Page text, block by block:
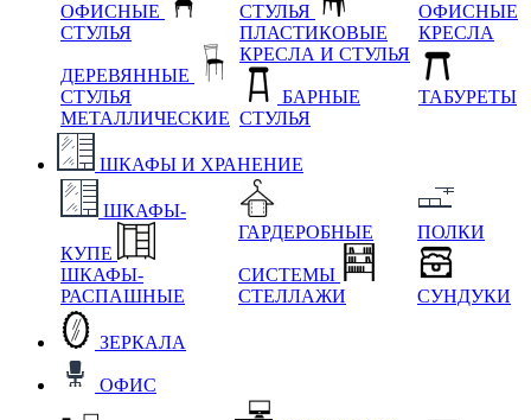
ОФИСНЫЕ
СТУЛЬЯ
ДЕРЕВЯННЫЕ
СТУЛЬЯ
МЕТАЛЛИЧЕСКИЕ
СТУЛЬЯ
ПЛАСТИКОВЫЕ
КРЕСЛА И СТУЛЬЯ
БАРНЫЕ
СТУЛЬЯ
ОФИСНЫЕ
КРЕСЛА
ТАБУРЕТЫ
ШКАФЫ И ХРАНЕНИЕ
ШКАФЫ-
КУПЕ
ШКАФЫ-
РАСПАШНЫЕ
ГАРДЕРОБНЫЕ
СИСТЕМЫ
СТЕЛЛАЖИ
ПОЛКИ
СУНДУКИ
ЗЕРКАЛА
ОФИС